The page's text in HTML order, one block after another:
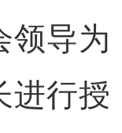
领导为
进行授